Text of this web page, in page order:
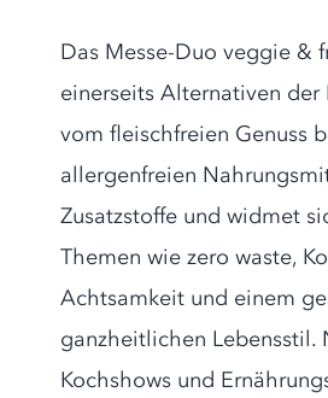
Das Messe-Duo veggie &
einerseits Alternativen der
vom fleischfreien Genuss
allergenfreien
Zusatzstoffe und widmet
Themen wie zero waste,
Achtsamkeit und einem
ganzheitlichen Lebensstil.
Kochshows und